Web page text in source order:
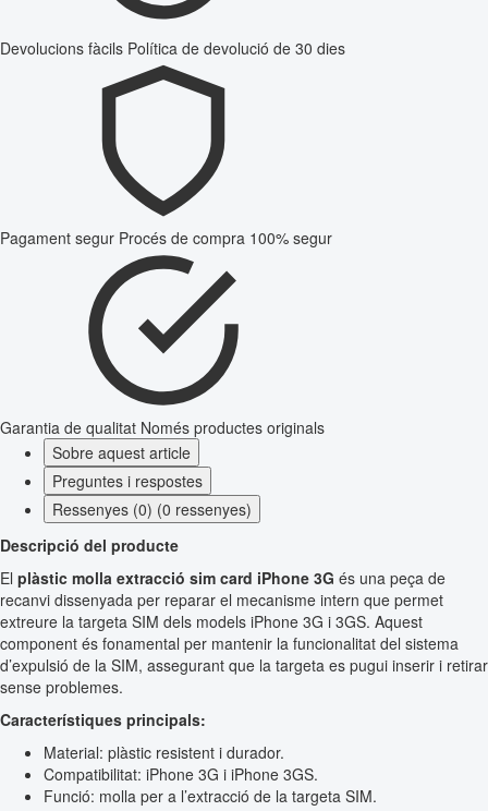
Devolucions fàcils Política de devolució de 30 dies
Pagament segur Procés de compra 100% segur
Garantia de qualitat Només productes originals
Sobre aquest article
Preguntes i respostes
Ressenyes (0) (0 ressenyes)
Descripció del producte
El plàstic molla extracció sim card iPhone 3G és una peça de
recanvi dissenyada per reparar el mecanisme intern que permet
extreure la targeta SIM dels models iPhone 3G i 3GS. Aquest
component és fonamental per mantenir la funcionalitat del sistema
d’expulsió de la SIM, assegurant que la targeta es pugui inserir i retirar
sense problemes.
Característiques principals:
Material: plàstic resistent i durador.
Compatibilitat: iPhone 3G i iPhone 3GS.
Funció: molla per a l’extracció de la targeta SIM.